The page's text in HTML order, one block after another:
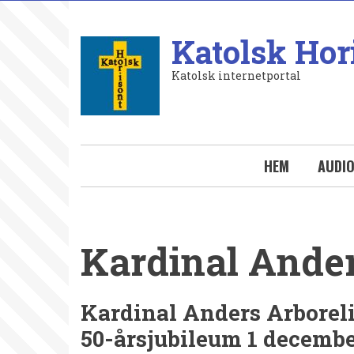
Katolsk
Katolsk internetportal
HEM AUDIO
Kardinal
Kardinal Anders
50-årsjubileum 1